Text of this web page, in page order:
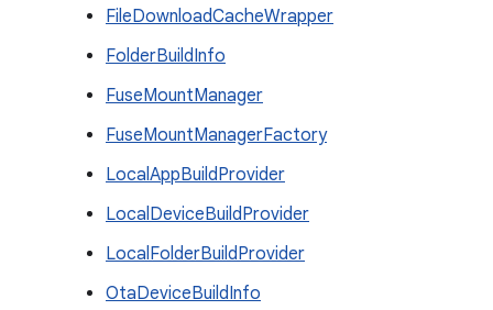
FileDownloadCacheWrapper
FolderBuildInfo
FuseMountManager
FuseMountManagerFactory
LocalAppBuildProvider
LocalDeviceBuildProvider
LocalFolderBuildProvider
OtaDeviceBuildInfo